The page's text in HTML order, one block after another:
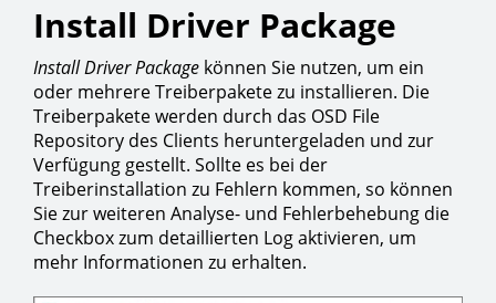
Install Driver Package
Install Driver Package können Sie nutzen, um ein
oder mehrere Treiberpakete zu installieren. Die
Treiberpakete werden durch das OSD File
Repository des Clients heruntergeladen und zur
Verfügung gestellt. Sollte es bei der
Treiberinstallation zu Fehlern kommen, so können
Sie zur weiteren Analyse- und Fehlerbehebung die
Checkbox zum detaillierten Log aktivieren, um
mehr Informationen zu erhalten.